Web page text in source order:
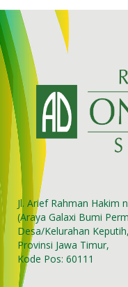
Jl. Arief Rahman Hakim
(Araya Galaxi Bumi
Desa/Kelurahan
Provinsi Jawa Timur,
Kode Pos: 60111